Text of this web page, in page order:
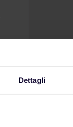
Dettagli